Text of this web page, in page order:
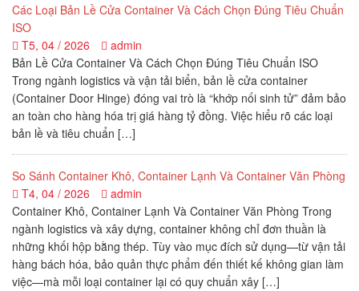
Các Loại Bản Lề Cửa Container Và Cách Chọn Đúng Tiêu Chuẩn
ISO
T5, 04 / 2026
admin
Bản Lề Cửa Container Và Cách Chọn Đúng Tiêu Chuẩn ISO
Trong ngành logistics và vận tải biển, bản lề cửa container
(Container Door Hinge) đóng vai trò là “khớp nối sinh tử” đảm bảo
an toàn cho hàng hóa trị giá hàng tỷ đồng. Việc hiểu rõ các loại
bản lề và tiêu chuẩn […]
So Sánh Container Khô, Container Lạnh Và Container Văn Phòng
T4, 04 / 2026
admin
Container Khô, Container Lạnh Và Container Văn Phòng Trong
ngành logistics và xây dựng, container không chỉ đơn thuần là
những khối hộp bằng thép. Tùy vào mục đích sử dụng—từ vận tải
hàng bách hóa, bảo quản thực phẩm đến thiết kế không gian làm
việc—mà mỗi loại container lại có quy chuẩn xây […]